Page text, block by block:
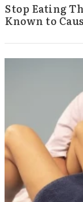
Stop Eating
Known to